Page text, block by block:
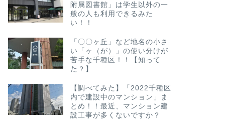
附属図書館」は学生以外の一
般の人も利用できるみた
い！！
「〇〇ヶ丘」など地名の小さ
い「ヶ（が）」の使い分けが
苦手な千種区！！【知って
た？】
【調べてみた】「2022千種区
内で建設中のマンション」ま
とめ！！最近、マンション建
設工事が多くないですか？